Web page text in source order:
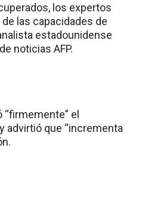
los expertos
las capacidades de
estadounidense
noticias AFP.
“firmemente” el
advirtió que “incrementa